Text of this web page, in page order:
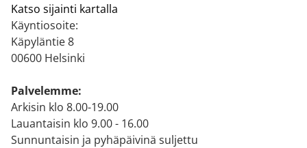
Katso sijainti kartalla
Käyntiosoite:
Käpyläntie 8
00600 Helsinki
Palvelemme:
Arkisin klo 8.00-19.00
Lauantaisin klo 9.00 - 16.00
Sunnuntaisin ja pyhäpäivinä suljettu